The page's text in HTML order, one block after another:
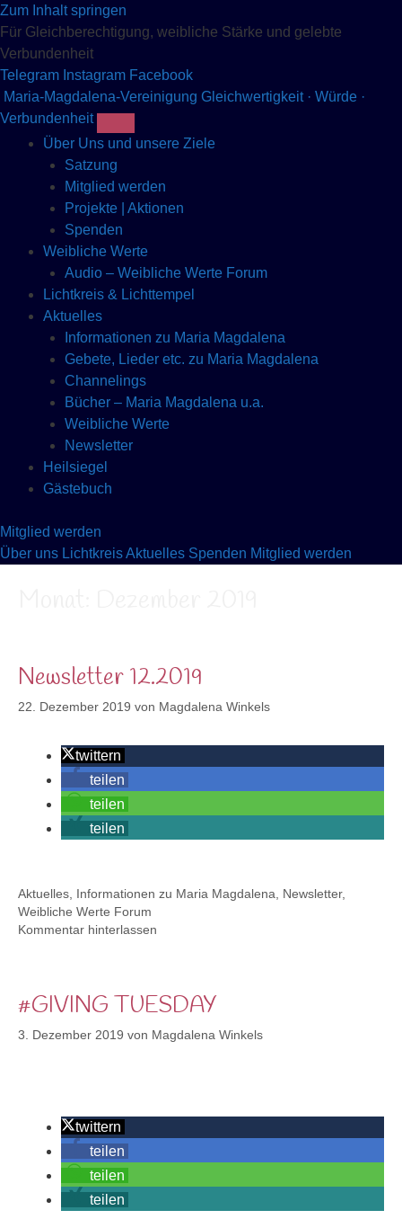
Zum Inhalt springen
Für Gleichberechtigung, weibliche Stärke und gelebte
Verbundenheit
Telegram Instagram Facebook
Maria-Magdalena-Vereinigung Gleichwertigkeit · Würde ·
Verbundenheit
Über Uns und unsere Ziele
Satzung
Mitglied werden
Projekte | Aktionen
Spenden
Weibliche Werte
Audio – Weibliche Werte Forum
Lichtkreis & Lichttempel
Aktuelles
Informationen zu Maria Magdalena
Gebete, Lieder etc. zu Maria Magdalena
Channelings
Bücher – Maria Magdalena u.a.
Weibliche Werte
Newsletter
Heilsiegel
Gästebuch
Mitglied werden
Über uns LichtkreisAktuelles Spenden Mitglied werden
Newsletter 12.2019
22. Dezember 2019 von Magdalena Winkels
twittern
teilen
teilen
teilen
Kategorien
Aktuelles Informationen zu Maria Magdalena Newsletter,
Weibliche Werte Forum
Kommentar hinterlassen
#GIVING TUESDAY
3. Dezember 2019 von Magdalena Winkels
twittern
teilen
teilen
teilen